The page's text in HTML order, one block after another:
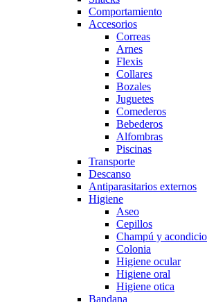
Comportamiento
Accesorios
Correas
Arnes
Flexis
Collares
Bozales
Juguetes
Comederos
Bebederos
Alfombras
Piscinas
Transporte
Descanso
Antiparasitarios externos
Higiene
Aseo
Cepillos
Champú y
Colonia
Higiene ocular
Higiene oral
Higiene otica
Bandana